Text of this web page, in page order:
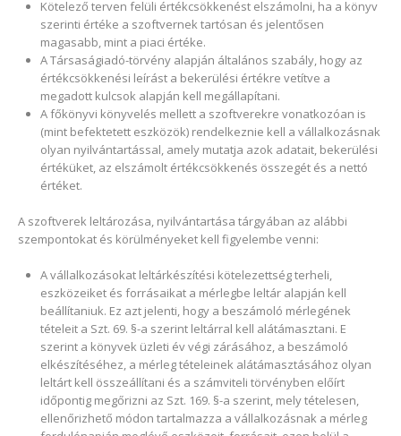
Kötelező terven felüli értékcsökkenést elszámolni, ha a könyv
szerinti értéke a szoftvernek tartósan és jelentősen
magasabb, mint a piaci értéke.
A Társaságiadó-törvény alapján általános szabály, hogy az
értékcsökkenési leírást a bekerülési értékre vetítve a
megadott kulcsok alapján kell megállapítani.
A főkönyvi könyvelés mellett a szoftverekre vonatkozóan is
(mint befektetett eszközök) rendelkeznie kell a vállalkozásnak
olyan nyilvántartással, amely mutatja azok adatait, bekerülési
értéküket, az elszámolt értékcsökkenés összegét és a nettó
értéket.
A szoftverek leltározása, nyilvántartása tárgyában az alábbi
szempontokat és körülményeket kell figyelembe venni:
A vállalkozásokat leltárkészítési kötelezettség terheli,
eszközeiket és forrásaikat a mérlegbe leltár alapján kell
beállítaniuk. Ez azt jelenti, hogy a beszámoló mérlegének
tételeit a Szt. 69. §-a szerint leltárral kell alátámasztani. E
szerint a könyvek üzleti év végi zárásához, a beszámoló
elkészítéséhez, a mérleg tételeinek alátámasztásához olyan
leltárt kell összeállítani és a számviteli törvényben előírt
időpontig megőrizni az Szt. 169. §-a szerint, mely tételesen,
ellenőrizhető módon tartalmazza a vállalkozásnak a mérleg